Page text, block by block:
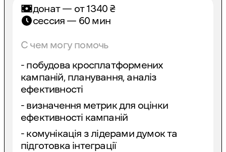
донат — от 1340 ₴
сессия — 60 мин
С чем могу помочь
- побудова кросплатформених
кампаній, планування, аналіз
ефективності
- визначення метрик для оцінки
ефективності кампаній
- комунікація з лідерами думок та
підготовка інтеграції